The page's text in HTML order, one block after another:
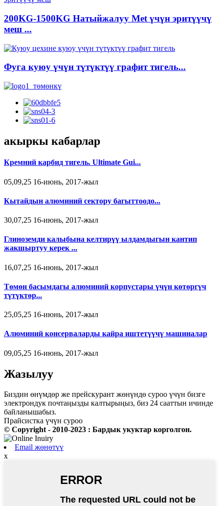
200KG-1500KG Натыйжалуу Met үчүн эритүүчү
меш ...
Фуга куюу үчүн түтүктүү графит тигель...
акыркы кабарлар
Кремний карбид тигель. Ultimate Gui...
05,09,25 16-июнь, 2017-жыл
Кытайдын алюминий сектору багыттоодо...
30,07,25 16-июнь, 2017-жыл
Глиноземди калыбына келтирүү ылдамдыгын кантип
жакшыртуу керек ...
16,07,25 16-июнь, 2017-жыл
Төмөн басымдагы алюминий корпустары үчүн көтөргүч
түтүктөр...
25,05,25 16-июнь, 2017-жыл
Алюминий консерваларды кайра иштетүүчү машиналар
09,05,25 16-июнь, 2017-жыл
Жазылуу
Биздин өнүмдөр же прейскурант жөнүндө суроо үчүн бизге
электрондук почтаңызды калтырыңыз, биз 24 сааттын ичинде
байланышабыз.
Прайсистка үчүн суроо
© Copyright - 2010-2023 : Бардык укуктар корголгон.
Email жөнөтүү
x